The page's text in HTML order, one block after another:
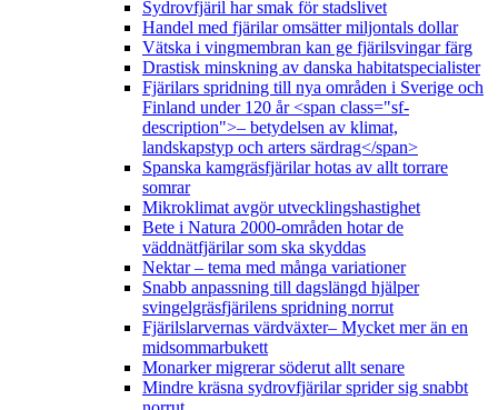
Sydrovfjäril har smak för stadslivet
Handel med fjärilar omsätter miljontals dollar
Vätska i vingmembran kan ge fjärilsvingar färg
Drastisk minskning av danska habitatspecialister
Fjärilars spridning till nya områden i Sverige och
Finland under 120 år <span class="sf-
description">– betydelsen av klimat,
landskapstyp och arters särdrag</span>
Spanska kamgräsfjärilar hotas av allt torrare
somrar
Mikroklimat avgör utvecklingshastighet
Bete i Natura 2000-områden hotar de
väddnätfjärilar som ska skyddas
Nektar – tema med många variationer
Snabb anpassning till dagslängd hjälper
svingelgräsfjärilens spridning norrut
Fjärilslarvernas värdväxter– Mycket mer än en
midsommarbukett
Monarker migrerar söderut allt senare
Mindre kräsna sydrovfjärilar sprider sig snabbt